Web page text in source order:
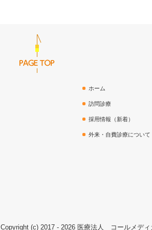
ホーム
訪問診療
採用情報（新着）
外来・自費診療について
Copyright (c) 2017 - 2026 医療法人 コールメデ